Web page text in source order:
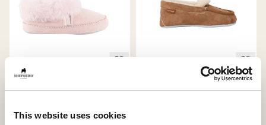
This website uses cookies
Chaussons Piteå, taille 24-
Chaussons montants en peau de
Chaussons Dublin